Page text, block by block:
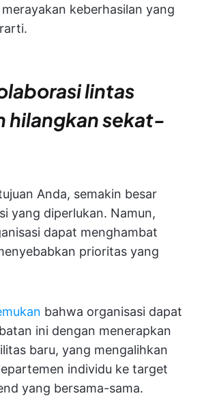
keberhasilan yang
lintas
hilangkan sekat-
Anda, semakin besar
yang diperlukan. Namun,
dapat menghambat
prioritas yang
bahwa organisasi dapat
ini dengan menerapkan
baru, yang mengalihkan
individu ke target
yang bersama-sama.